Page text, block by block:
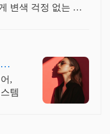
변색 걱정 없는 휴
,
템